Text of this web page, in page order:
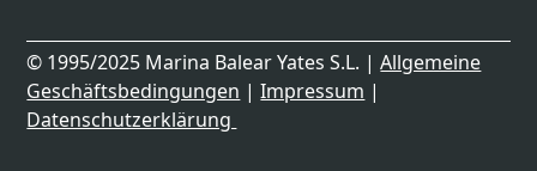
© 1995/2025 Marina Balear Yates S.L. |Allgemeine
Geschäftsbedingungen |Impressum |
Datenschutzerklärung